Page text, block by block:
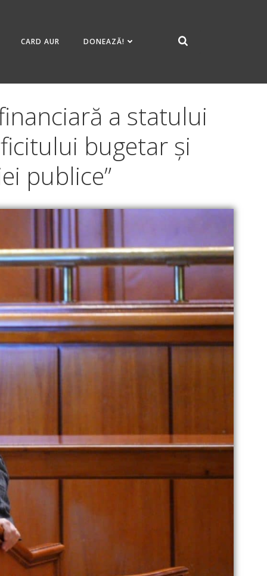
CARD AUR DONEAZĂ!
a statului
bugetar și
publice”